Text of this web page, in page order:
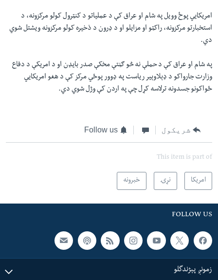
امریکايي پوځ وویل په شام او عراق کې د عملیاتو د کنټرول کولو مرکزونه، د
استخبارتو مرکزونه، راکټو او مزایلو او د ډرون د ذخیره کولو مرکزونه ویشتل شوي
دي.
په شام او عراق کې د حملې نه څو ګڼتې مخکې صدر بایډن او د امریکې د دفاع
وزارت جارواکو د ډېلاوېیر ریاست په ډوور پوځي مرکز کې د هغو امریکايي
ځواکونو جسدونه ترلاسه کړل چې په اردن کې وژل شوي دي.
شریکول Follow us
This item is part of
امریکا نړۍ خبرونه
FOLLOW US
زمونږ پېژندگلو